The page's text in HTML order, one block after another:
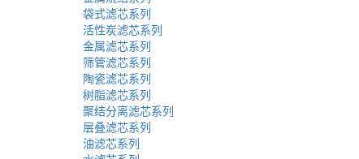
袋式滤芯系列
活性炭滤芯系列
金属滤芯系列
筛管滤芯系列
陶瓷滤芯系列
树脂滤芯系列
聚结分离滤芯系列
层叠滤芯系列
油滤芯系列